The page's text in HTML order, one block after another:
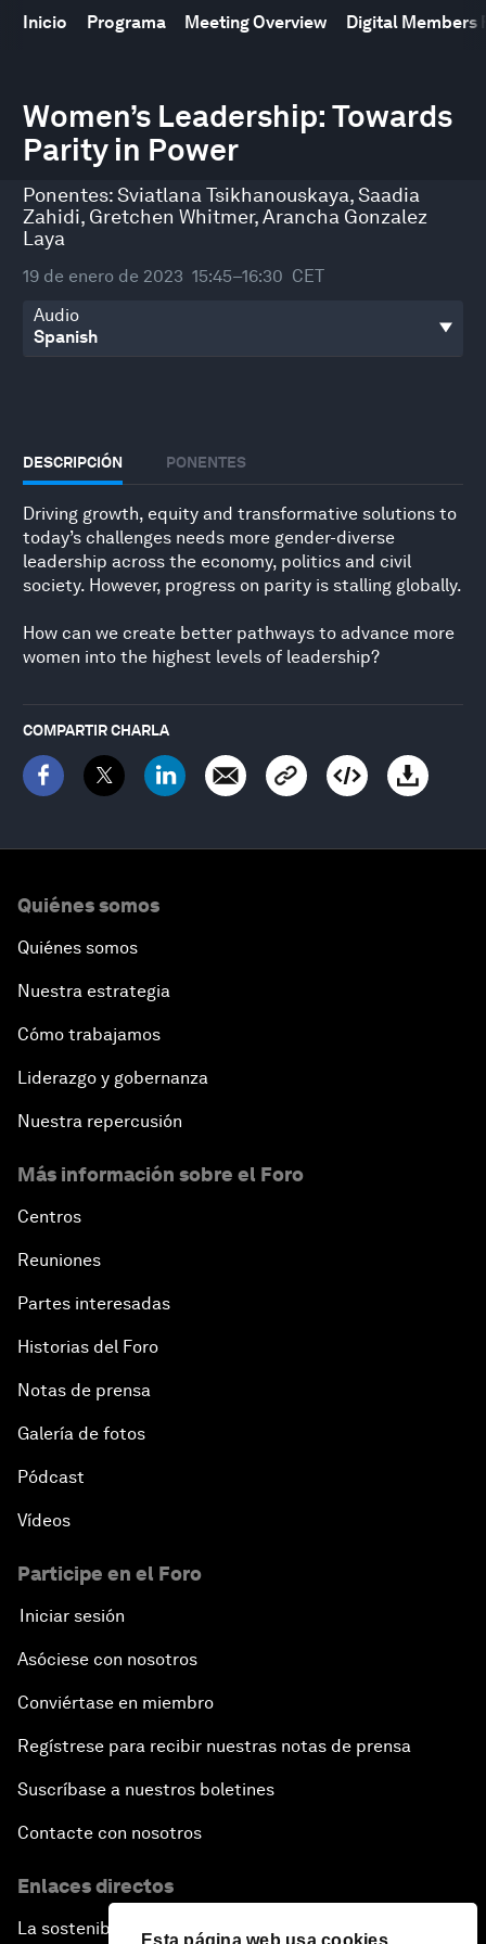
Esta página web usa cookies
Inicio Programa Meeting Overview Digital Members
Women’s Leadership: Towards
Parity in Power
Ponentes:Sviatlana Tsikhanouskaya,Saadia
Zahidi, Gretchen Whitmer,Arancha Gonzalez
Laya
19 de enero de 2023 15:45–16:30 CET
Audio
DESCRIPCIÓN PONENTES
Driving growth, equity and transformative solutions to
today’s challenges needs more gender-diverse
leadership across the economy, politics and civil
society. However, progress on parity is stalling globally.
How can we create better pathways to advance more
women into the highest levels of leadership?
COMPARTIR CHARLA
seconds
of
39
minutes,
seconds
Quiénes somos
Quiénes somos
Nuestra estrategia
Cómo trabajamos
Liderazgo y gobernanza
Nuestra repercusión
Más información sobre el Foro
Centros
Reuniones
Partes interesadas
Historias del Foro
Notas de prensa
Galería de fotos
Pódcast
Vídeos
Participe en el Foro
Iniciar sesión
Asóciese con nosotros
Conviértase en miembro
Regístrese para recibir nuestras notas de prensa
Suscríbase a nuestros boletines
Contacte con nosotros
Enlaces directos
La sostenibilidad en el Foro